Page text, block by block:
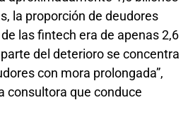
la proporción de deudores
las fintech era de apenas 2,6
del deterioro se concentra
con mora prolongada”,
consultora que conduce